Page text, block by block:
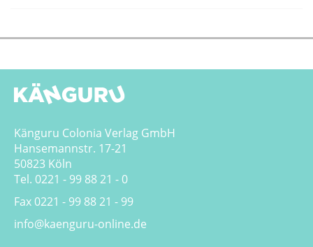
Känguru Colonia Verlag GmbH
Hansemannstr. 17-21
50823 Köln
Tel. 0221 - 99 88 21 - 0
Fax 0221 - 99 88 21 - 99
info@kaenguru-online.de